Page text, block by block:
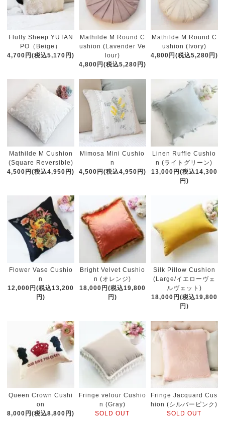
Fluffy Sheep YUTAN
PO（Beige）
4,700円(税込5,170円)
Mathilde M Round C
ushion (Lavender Ve
lour)
4,800円(税込5,280円)
Mathilde M Round C
ushion (Ivory)
4,800円(税込5,280円)
Mathilde M Cushion
(Square Reversible)
4,500円(税込4,950円)
Mimosa Mini Cushio
n
4,500円(税込4,950円)
Linen Ruffle Cushio
n (ライトグリーン)
13,000円(税込14,300
円)
Flower Vase Cushio
n
12,000円(税込13,200
円)
Bright Velvet Cushio
n (オレンジ)
18,000円(税込19,800
円)
Silk Pillow Cushion
(Large/イエローヴェ
ルヴェット)
18,000円(税込19,800
円)
Queen Crown Cushi
on
8,000円(税込8,800円)
Fringe velour Cushio
n (Gray)
SOLD OUT
Fringe Jacquard Cus
hion (シルバーピンク)
SOLD OUT